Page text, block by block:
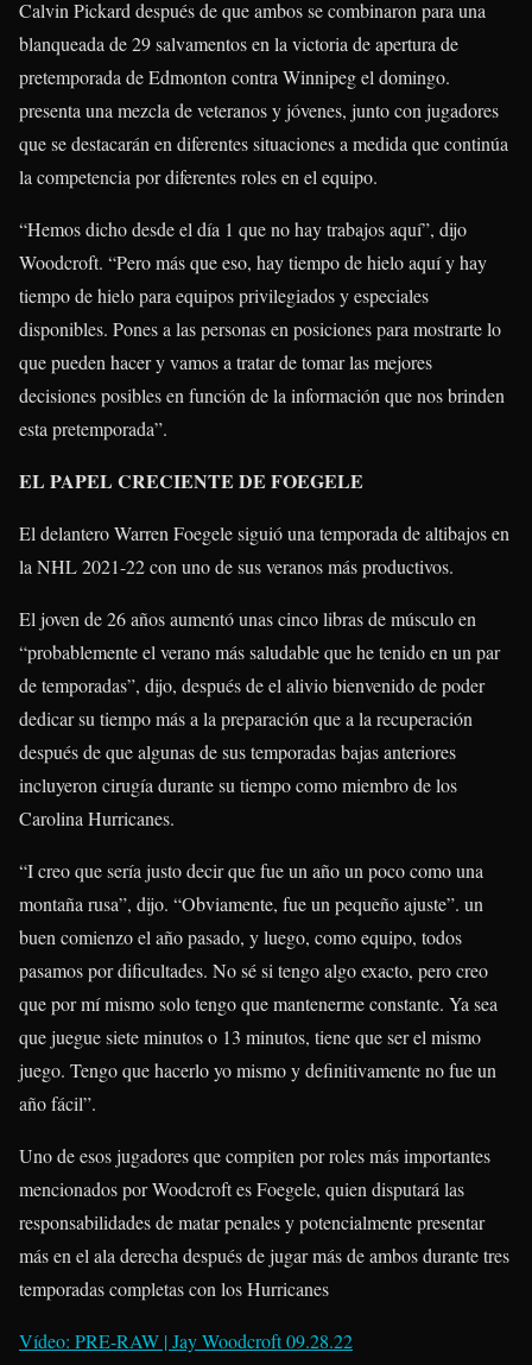
Calvin Pickard después de que ambos se combinaron para una
blanqueada de 29 salvamentos en la victoria de apertura de
pretemporada de Edmonton contra Winnipeg el domingo.
presenta una mezcla de veteranos y jóvenes, junto con jugadores
que se destacarán en diferentes situaciones a medida que continúa
la competencia por diferentes roles en el equipo.
“Hemos dicho desde el día 1 que no hay trabajos aquí”, dijo
Woodcroft. “Pero más que eso, hay tiempo de hielo aquí y hay
tiempo de hielo para equipos privilegiados y especiales
disponibles. Pones a las personas en posiciones para mostrarte lo
que pueden hacer y vamos a tratar de tomar las mejores
decisiones posibles en función de la información que nos brinden
esta pretemporada”.
EL PAPEL CRECIENTE DE FOEGELE
El delantero Warren Foegele siguió una temporada de altibajos en
la NHL 2021-22 con uno de sus veranos más productivos.
El joven de 26 años aumentó unas cinco libras de músculo en
“probablemente el verano más saludable que he tenido en un par
de temporadas”, dijo, después de el alivio bienvenido de poder
dedicar su tiempo más a la preparación que a la recuperación
después de que algunas de sus temporadas bajas anteriores
incluyeron cirugía durante su tiempo como miembro de los
Carolina Hurricanes.
“I creo que sería justo decir que fue un año un poco como una
montaña rusa”, dijo. “Obviamente, fue un pequeño ajuste”. un
buen comienzo el año pasado, y luego, como equipo, todos
pasamos por dificultades. No sé si tengo algo exacto, pero creo
que por mí mismo solo tengo que mantenerme constante. Ya sea
que juegue siete minutos o 13 minutos, tiene que ser el mismo
juego. Tengo que hacerlo yo mismo y definitivamente no fue un
año fácil”.
Uno de esos jugadores que compiten por roles más importantes
mencionados por Woodcroft es Foegele, quien disputará las
responsabilidades de matar penales y potencialmente presentar
más en el ala derecha después de jugar más de ambos durante tres
temporadas completas con los Hurricanes
Vídeo: PRE-RAW | Jay Woodcroft 09.28.22